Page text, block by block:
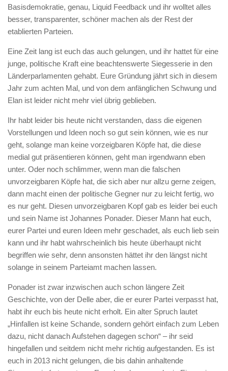
Basisdemokratie, genau, Liquid Feedback und ihr wolltet alles
besser, transparenter, schöner machen als der Rest der
etablierten Parteien.
Eine Zeit lang ist euch das auch gelungen, und ihr hattet für eine
junge, politische Kraft eine beachtenswerte Siegesserie in den
Länderparlamenten gehabt. Eure Gründung jährt sich in diesem
Jahr zum achten Mal, und von dem anfänglichen Schwung und
Elan ist leider nicht mehr viel übrig geblieben.
Ihr habt leider bis heute nicht verstanden, dass die eigenen
Vorstellungen und Ideen noch so gut sein können, wie es nur
geht, solange man keine vorzeigbaren Köpfe hat, die diese
medial gut präsentieren können, geht man irgendwann eben
unter. Oder noch schlimmer, wenn man die falschen
unvorzeigbaren Köpfe hat, die sich aber nur allzu gerne zeigen,
dann macht einen der politische Gegner nur zu leicht fertig, wo
es nur geht. Diesen unvorzeigbaren Kopf gab es leider bei euch
und sein Name ist Johannes Ponader. Dieser Mann hat euch,
eurer Partei und euren Ideen mehr geschadet, als euch lieb sein
kann und ihr habt wahrscheinlich bis heute überhaupt nicht
begriffen wie sehr, denn ansonsten hättet ihr den längst nicht
solange in seinem Parteiamt machen lassen.
Ponader ist zwar inzwischen auch schon längere Zeit
Geschichte, von der Delle aber, die er eurer Partei verpasst hat,
habt ihr euch bis heute nicht erholt. Ein alter Spruch lautet
„Hinfallen ist keine Schande, sondern gehört einfach zum Leben
dazu, nicht danach Aufstehen dagegen schon“ – ihr seid
hingefallen und seitdem nicht mehr richtig aufgestanden. Es ist
euch in 2013 nicht gelungen, die bis dahin anhaltende